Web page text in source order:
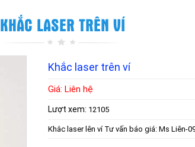
KHẮC LASER TRÊN VÍ
Khắc laser trên ví
Giá: Liên hệ
Lượt xem: 12105
Khắc laser lên ví Tư vấn báo giá: Ms Liên-